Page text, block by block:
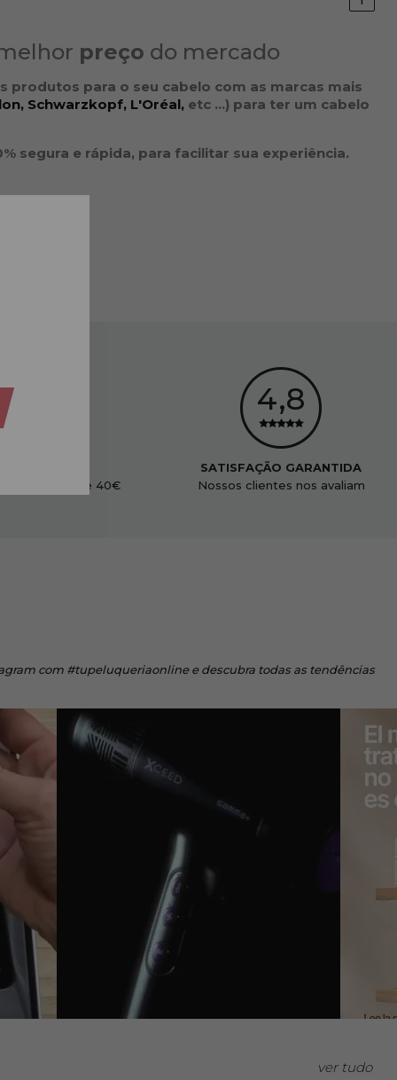
preço do mercado
produtos para o seu cabelo com as marcas mais
Schwarzkopf, L'Oréal,etc ...) para ter um cabelo
segura e rápida, para facilitar sua experiência.
acima de 40€
SATISFAÇÃO GARANTIDA
Nossos clientes nos avaliam
com #tupeluqueriaonline e descubra todas as tendências
ver tudo